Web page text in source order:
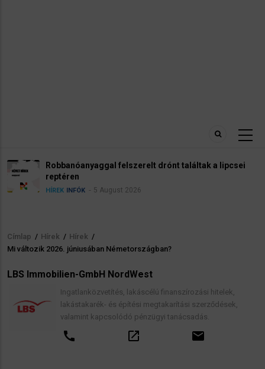
Robbanóanyaggal felszerelt drónt találtak a lipcsei
reptéren
HÍREK INFÓK 5 August 2026
Morzsa
Címlap / Hírek / Hírek /
Mi változik 2026. júniusában Németországban?
LBS Immobilien-GmbH NordWest
Ingatlanközvetítés, lakáscélú finanszírozási hitelek,
lakástakarék- és építési megtakarítási szerződések,
valamint kapcsolódó pénzügyi tanácsadás.
call open_in_new email